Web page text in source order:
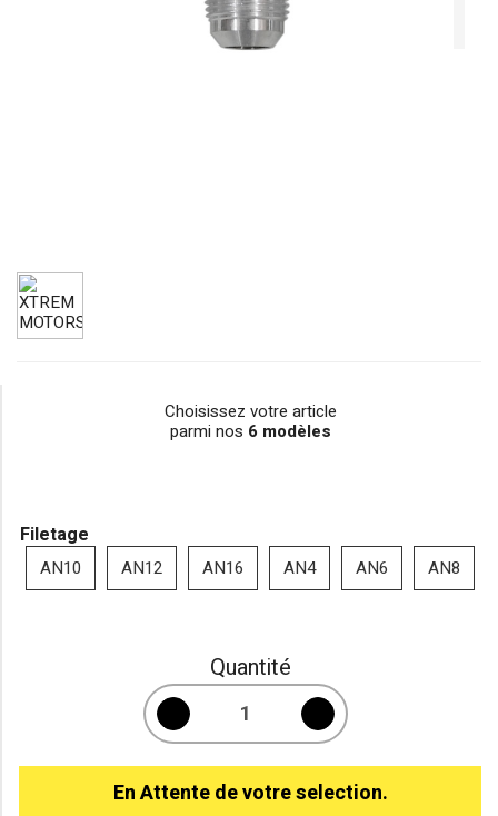
Choisissez votre article
parmi nos 6 modèles
Filetage
AN10 AN12 AN16 AN4 AN6 AN8
Quantité
En Attente de votre selection.